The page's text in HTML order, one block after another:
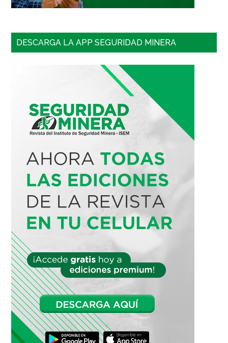
DESCARGA LA APP SEGURIDAD MINERA